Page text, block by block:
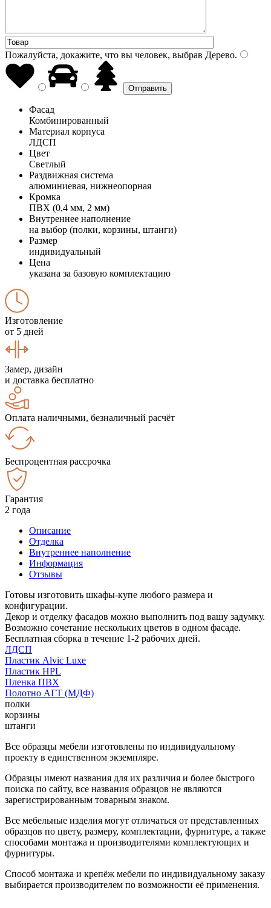
Пожалуйста, докажите, что вы человек, выбрав Дерево.
Фасад
Комбинированный
Материал корпуса
ЛДСП
Цвет
Светлый
Раздвижная система
алюминиевая, нижнеопорная
Кромка
ПВХ (0,4 мм, 2 мм)
Внутреннее наполнение
на выбор (полки, корзины, штанги)
Размер
индивидуальный
Цена
указана за базовую комплектацию
Изготовление
от 5 дней
Замер, дизайн
и доставка бесплатно
Оплата наличными, безналичный расчёт
Беспроцентная рассрочка
Гарантия
2 года
Описание
Отделка
Внутреннее наполнение
Информация
Отзывы
Готовы изготовить шкафы-купе любого размера и
конфигурации.
Декор и отделку фасадов можно выполнить под вашу задумку.
Возможно сочетание нескольких цветов в одном фасаде.
Бесплатная сборка в течение 1-2 рабочих дней.
ЛДСП
Пластик Alvic Luxe
Пластик HPL
Пленка ПВХ
Полотно АГТ (МДФ)
полки
корзины
штанги
Все образцы мебели изготовлены по индивидуальному
проекту в единственном экземпляре.
Образцы имеют названия для их различия и более быстрого
поиска по сайту, все названия образцов не являются
зарегистрированным товарным знаком.
Все мебельные изделия могут отличаться от представленных
образцов по цвету, размеру, комплектации, фурнитуре, а также
способами монтажа и производителями комплектующих и
фурнитуры.
Способ монтажа и крепёж мебели по индивидуальному заказу
выбирается производителем по возможности её применения.